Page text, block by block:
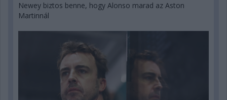
Newey biztos benne, hogy Alonso marad az Aston
Martinnál